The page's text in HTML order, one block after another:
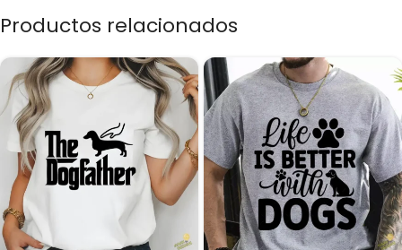
Productos relacionados